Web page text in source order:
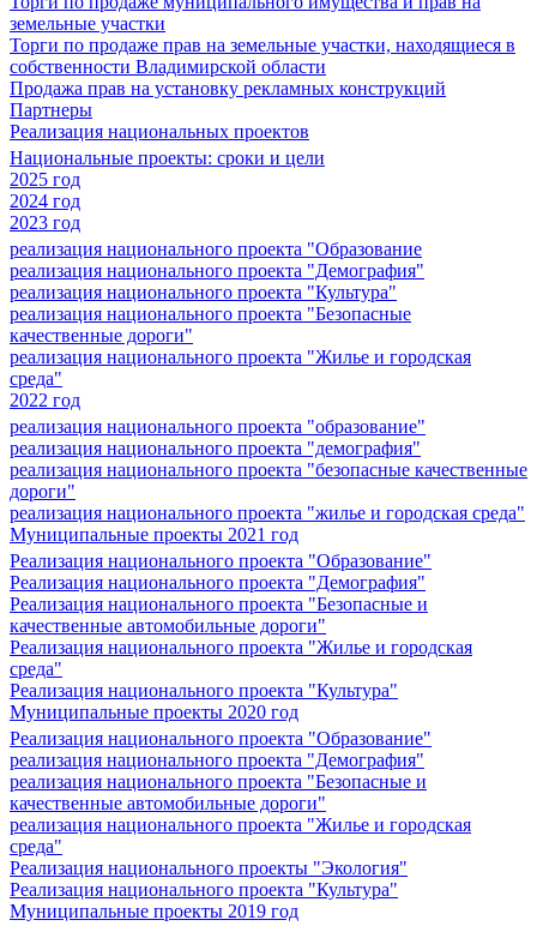
земельные участки
Торги по продаже прав на земельные участки, находящиеся в
собственности Владимирской области
Продажа прав на установку рекламных конструкций
Партнеры
Реализация национальных проектов
Национальные проекты: сроки и цели
2025 год
2024 год
2023 год
реализация национального проекта "Образование
реализация национального проекта "Демография"
реализация национального проекта "Культура"
реализация национального проекта "Безопасные
качественные дороги"
реализация национального проекта "Жилье и городская
среда"
2022 год
реализация национального проекта "образование"
реализация национального проекта "демография"
реализация национального проекта "безопасные качественные
дороги"
реализация национального проекта "жилье и городская среда"
Муниципальные проекты 2021 год
Реализация национального проекта "Образование"
Реализация национального проекта "Демография"
Реализация национального проекта "Безопасные и
качественные автомобильные дороги"
Реализация национального проекта "Жилье и городская
среда"
Реализация национального проекта "Культура"
Муниципальные проекты 2020 год
Реализация национального проекта "Образование"
реализация национального проекта "Демография"
реализация национального проекта "Безопасные и
качественные автомобильные дороги"
реализация национального проекта "Жилье и городская
среда"
Реализация национального проекты "Экология"
Реализация национального проекта "Культура"
Муниципальные проекты 2019 год